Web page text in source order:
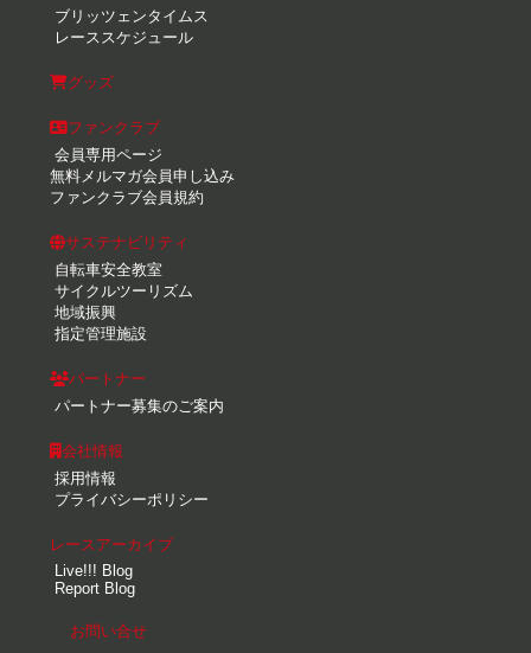
ブリッツェンタイムス
レーススケジュール
グッズ
ファンクラブ
会員専用ページ
無料メルマガ会員申し込み
ファンクラブ会員規約
サステナビリティ
自転車安全教室
サイクルツーリズム
地域振興
指定管理施設
パートナー
パートナー募集のご案内
会社情報
採用情報
プライバシーポリシー
レースアーカイブ
Live!!! Blog
Report Blog
お問い合せ